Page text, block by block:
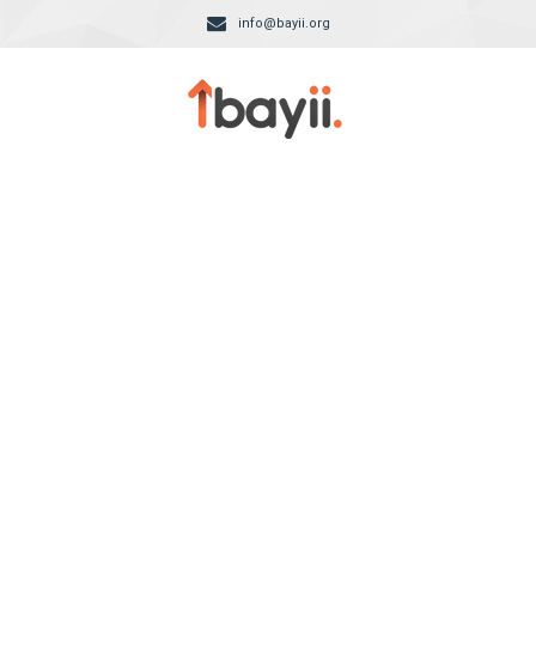
info@bayii.org